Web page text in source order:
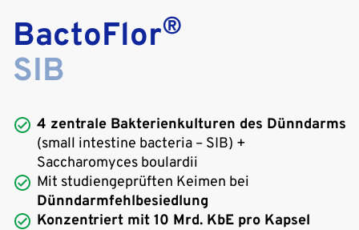
BactoFlor®
SIB
4 zentrale Bakterienkulturen des Dünndarms
(small intestine bacteria – SIB) +
Saccharomyces boulardii
Mit studiengeprüften Keimen bei
Dünndarmfehlbesiedlung
Konzentriert mit 10 Mrd. KbE pro Kapsel